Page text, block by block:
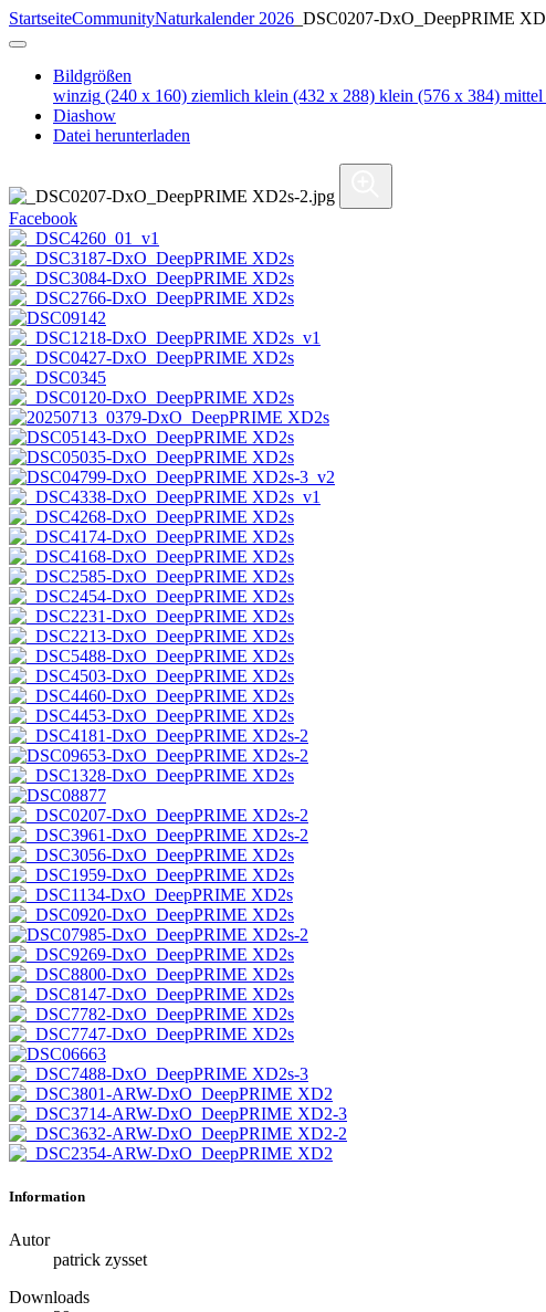
StartseiteCommunityNaturkalender 2026 _DSC0207-DxO_DeepPRIME
Bildgrößen
winzig (240 x 160) ziemlich klein (432 x 288) klein (576 x 384) mittel
Diashow
Datei herunterladen
Facebook
Information
Autor
patrick zysset
Downloads